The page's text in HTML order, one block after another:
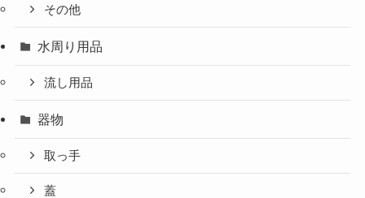
その他
水周り用品
流し用品
器物
取っ手
蓋